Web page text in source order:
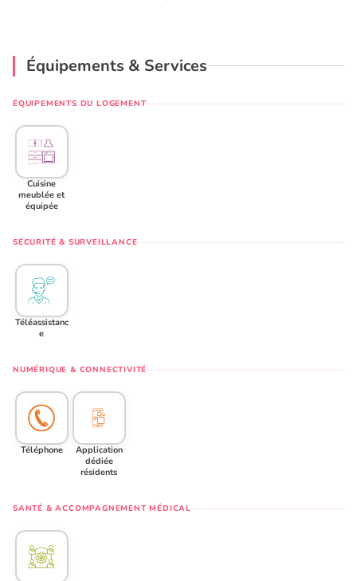
Équipements & Services
ÉQUIPEMENTS DU LOGEMENT
Cuisine
meublée et
équipée
SÉCURITÉ & SURVEILLANCE
Téléassistanc
e
NUMÉRIQUE & CONNECTIVITÉ
Téléphone
Application
dédiée
résidents
SANTÉ & ACCOMPAGNEMENT MÉDICAL